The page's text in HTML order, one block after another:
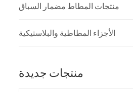
منتجات المطاط مضمار السباق
الأجزاء المطاطية والبلاستيكية
منتجات جديدة